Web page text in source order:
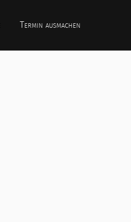
Termin ausmachen